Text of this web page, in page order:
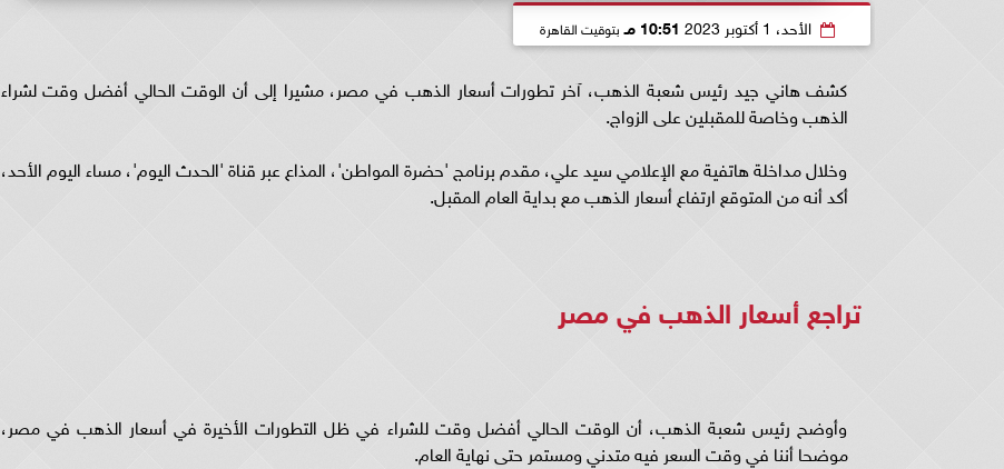
الأحد، 1 أكتوبر 2023 10:51 مـ بتوقيت القاهرة
كشف هاني جيد رئيس شعبة الذهب، آخر تطورات أسعار الذهب في مصر، مشيرا إلى أن الوقت الحالي أفضل وقت لشراء
الذهب وخاصة للمقبلين على الزواج.
وخلال مداخلة هاتفية مع الإعلامي سيد علي، مقدم برنامج 'حضرة المواطن'، المذاع عبر قناة 'الحدث اليوم'، مساء اليوم الأحد،
أكد أنه من المتوقع ارتفاع أسعار الذهب مع بداية العام المقبل.
تراجع أسعار الذهب في مصر
وأوضح رئيس شعبة الذهب، أن الوقت الحالي أفضل وقت للشراء في ظل التطورات الأخيرة في أسعار الذهب في مصر،
موضحا أننا في وقت السعر فيه متدني ومستمر حتى نهاية العام.